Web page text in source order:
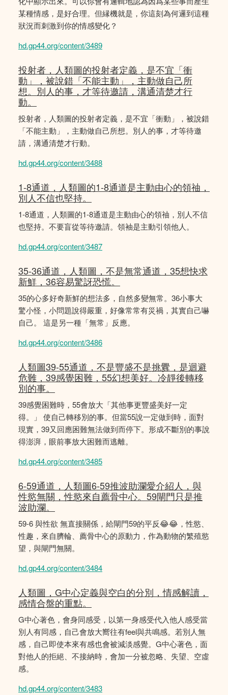
某種情感，是好合理。但縁機就是，你這刻為何邏到這種
狀況而刺激到你的情感變化？
hd.gp44.org/content/3489
投射者，人類圖的投射者定義，是不宜「衝
動」，被說錯「不能主動」，主動做自己所
想。別人的事，才等待邀請，溝通清楚才行
動。
投射者，人類圖的投射者定義，是不宜「衝動」，被說錯
「不能主動」，主動做自己所想。別人的事，才等待邀
請，溝通清楚才行動。
hd.gp44.org/content/3488
1-8通道，人類圖的1-8通道是主動由心的領䄂，
別人不信也堅持。
1-8通道，人類圖的1-8通道是主動由心的領䄂，別人不信
也堅持。不要盲從等待邀請。領袖是主動引領他人。
hd.gp44.org/content/3487
35-36通道，人類圖，不是無常通道，35想快求
新鮮，36容易驚訝恐慌。
35的心多好奇新鮮的想法多，自然多變無常。36小事大
驚小怪，小問題說得嚴重，好像常常有災禍，其實自己嚇
自己。 這是另一種「無常」反應。
hd.gp44.org/content/3486
人類圖39-55通道，不是豐盛不是挑釁，是迴避
危難，39感覺困難，55幻想美好。冷靜後轉移
別的事。
39感覺困難時，55會放大「其他事更豐盛美好一定
得。」 使自己轉移別的事。但當55說一定做到時，面對
現實，39又回應困難無法做到而停下。形成不斷別的事說
得澎湃，眼前事放大困難而逃離。
hd.gp44.org/content/3485
6-59通道，人類圖6-59推波助瀾愛介紹人，與
性慾無關，性慾來自薦骨中心。59閘門只是推
波助瀾。
59-6 與性欲 無直接關係，給閘門59的平反😂😂，性慾、
性趣，來自臍輪、薦骨中心的原動力，作為動物的繁殖慾
望，與閘門無關。
hd.gp44.org/content/3484
人類圖，G中心定義與空白的分別，情感解讀，
感情合盤的重點。
G中心著色，會身同感受，以第一身感受代入他人感受當
別人有同感，自己會放大嚮往有feel與共鳴感。若別人無
感，自己即使本來有感也會被減淡感覺。G中心著色，面
對他人的拒絕、不接納時，會加一分被忽略、失望、空虛
感。
hd.gp44.org/content/3483